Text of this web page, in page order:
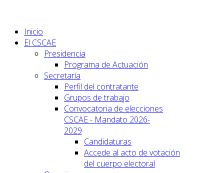
Inicio
El CSCAE
Presidencia
Programa de Actuación
Secretaría
Perfil del contratante
Grupos de trabajo
Convocatoria de elecciones
CSCAE - Mandato 2026-
2029
Candidaturas
Accede al acto de votación
del cuerpo electoral